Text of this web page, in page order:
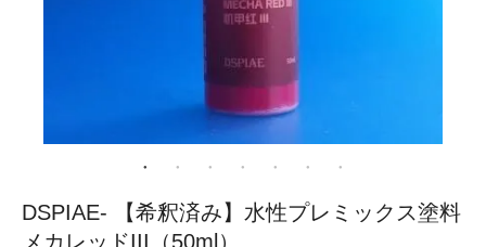
DSPIAE- 【希釈済み】水性プレミックス塗料
メカレッドIII（50ml）